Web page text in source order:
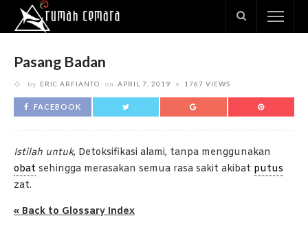
Pasang Badan
by ERIC ARFIANTO on APRIL 7, 2019 1767 VIEWS
FACEBOOK
Istilah untuk, Detoksifikasi alami, tanpa menggunakan
obat sehingga merasakan semua rasa sakit akibat putus
zat.
« Back to Glossary Index